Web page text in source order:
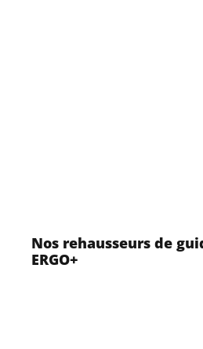
Nos rehausseurs de
ERGO+